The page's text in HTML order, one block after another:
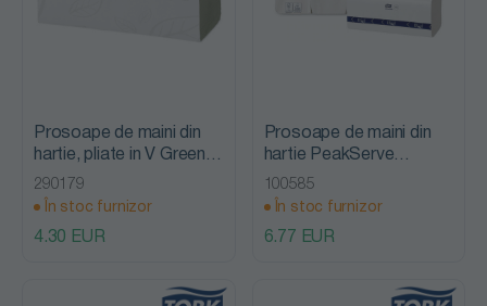
Prosoape de maini din
hartie, pliate in V Green
Singlefold, Tork
290179
În stoc furnizor
4.30 EUR
Prosoape de maini din
hartie PeakServe
Continuous, Tork
100585
În stoc furnizor
6.77 EUR